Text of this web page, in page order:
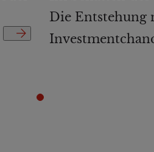
Die Entstehung